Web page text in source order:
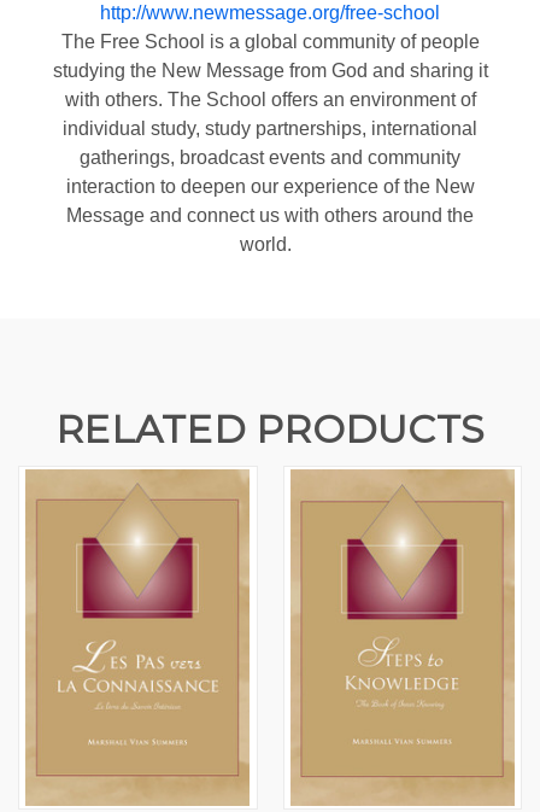
http://www.newmessage.org/free-school
The Free School is a global community of people
studying the New Message from God and sharing it
with others. The School offers an environment of
individual study, study partnerships, international
gatherings, broadcast events and community
interaction to deepen our experience of the New
Message and connect us with others around the
world.
RELATED PRODUCTS